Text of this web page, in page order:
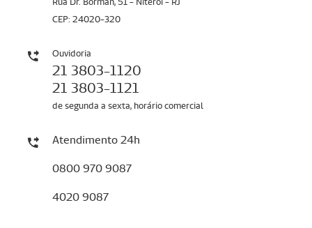
CEP: 24020-320
Ouvidoria
21 3803-1120
21 3803-1121
de segunda a sexta, horário comercial
Atendimento 24h
0800 970 9087
4020 9087